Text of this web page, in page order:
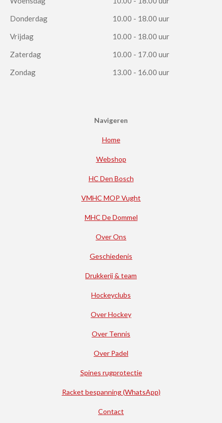
Donderdag
10.00 - 18.00 uur
Vrijdag
10.00 - 18.00 uur
Zaterdag
10.00 - 17.00 uur
Zondag
13.00 - 16.00 uur
Navigeren
Home
Webshop
HC Den Bosch
VMHC MOP Vught
MHC De Dommel
Over Ons
Geschiedenis
Drukkerij & team
Hockeyclubs
Over Hockey
Over Tennis
Over Padel
Spines rugprotectie
Racket bespanning (WhatsApp)
Contact